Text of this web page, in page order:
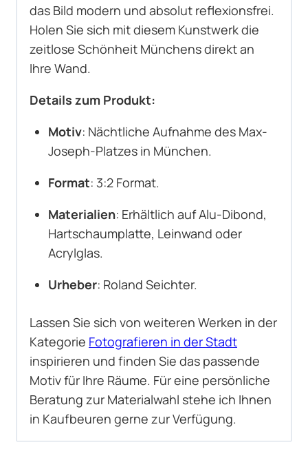
das Bild modern und absolut reflexionsfrei.
Holen Sie sich mit diesem Kunstwerk die
zeitlose Schönheit Münchens direkt an
Ihre Wand.
Details zum Produkt:
Motiv: Nächtliche Aufnahme des Max-
Joseph-Platzes in München.
Format: 3:2 Format.
Materialien: Erhältlich auf Alu-Dibond,
Hartschaumplatte, Leinwand oder
Acrylglas.
Urheber: Roland Seichter.
Lassen Sie sich von weiteren Werken in der
Kategorie Fotografieren in der Stadt
inspirieren und finden Sie das passende
Motiv für Ihre Räume. Für eine persönliche
Beratung zur Materialwahl stehe ich Ihnen
in Kaufbeuren gerne zur Verfügung.